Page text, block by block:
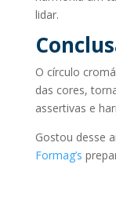
lidar.
O círculo
das cores,
assertivas e
Gostou desse
Formag’s